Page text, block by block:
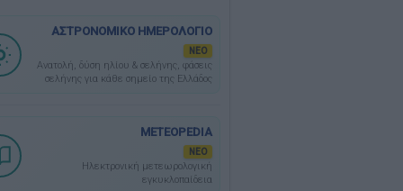
ΑΣΤΡΟΝΟΜΙΚΟ ΗΜΕΡΟΛΟΓΙΟ
ΝΕΟ
Ανατολή, δύση ηλίου & σελήνης, φάσεις
σελήνης για κάθε σημείο της Ελλάδος
METEOPEDIA
ΝΕΟ
Ηλεκτρονική μετεωρολογική
εγκυκλοπαίδεια